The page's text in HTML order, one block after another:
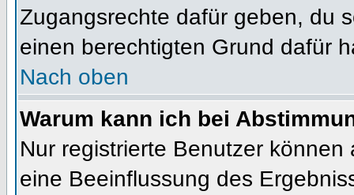
Zugangsrechte dafür geben, du
einen berechtigten Grund dafür
Nach oben
Warum kann ich bei
Nur registrierte Benutzer
eine Beeinflussung des